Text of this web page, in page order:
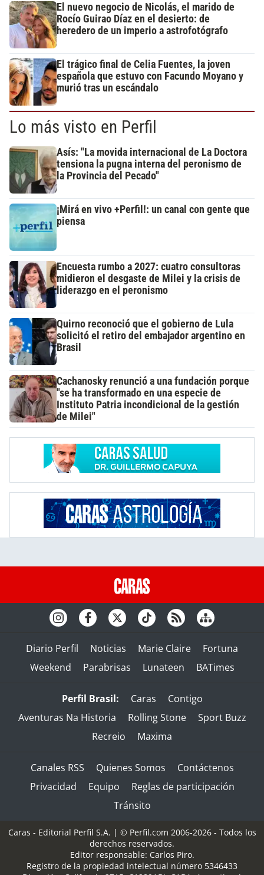
El nuevo negocio de Nicolás, el marido de
Rocío Guirao Díaz en el desierto: de
heredero de un imperio a astrofotógrafo
El trágico final de Celia Fuentes, la joven
española que estuvo con Facundo Moyano y
murió tras un escándalo
Lo más visto en Perfil
Asís: "La movida internacional de La Doctora
tensiona la pugna interna del peronismo de
la Provincia del Pecado"
¡Mirá en vivo +Perfil!: un canal con gente que
piensa
Encuesta rumbo a 2027: cuatro consultoras
midieron el desgaste de Milei y la crisis de
liderazgo en el peronismo
Quirno reconoció que el gobierno de Lula
solicitó el retiro del embajador argentino en
Brasil
Cachanosky renunció a una fundación porque
"se ha transformado en una especie de
Instituto Patria incondicional de la gestión
de Milei"
Diario Perfil Noticias Marie Claire
Fortuna
Weekend
Parabrisas Lunateen BATimes
Perfil Brasil: Caras
Contigo
Aventuras Na Historia
Rolling Stone
Sport Buzz
Recreio
Maxima
Canales RSS Quienes Somos
Contáctenos
Privacidad
Equipo
Reglas de participación
Tránsito
Caras - Editorial Perfil S.A. | © Perfil.com 2006-2026 - Todos los
derechos reservados.
Editor responsable: Carlos Piro.
Registro de la propiedad intelectual número 5346433